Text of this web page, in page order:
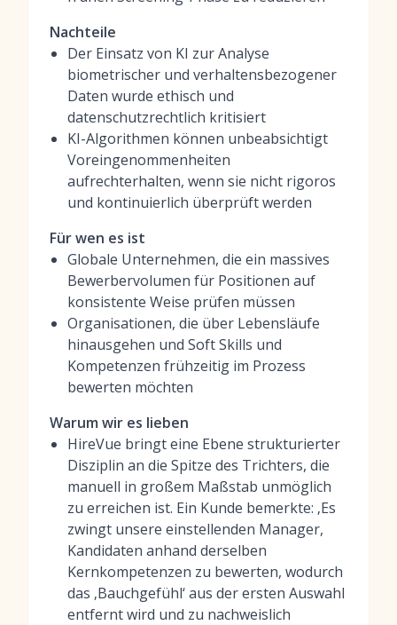
Nachteile
Der Einsatz von KI zur Analyse
biometrischer und verhaltensbezogener
Daten wurde ethisch und
datenschutzrechtlich kritisiert
KI-Algorithmen können unbeabsichtigt
Voreingenommenheiten
aufrechterhalten, wenn sie nicht rigoros
und kontinuierlich überprüft werden
Für wen es ist
Globale Unternehmen, die ein massives
Bewerbervolumen für Positionen auf
konsistente Weise prüfen müssen
Organisationen, die über Lebensläufe
hinausgehen und Soft Skills und
Kompetenzen frühzeitig im Prozess
bewerten möchten
Warum wir es lieben
HireVue bringt eine Ebene strukturierter
Disziplin an die Spitze des Trichters, die
manuell in großem Maßstab unmöglich
zu erreichen ist. Ein Kunde bemerkte: ‚Es
zwingt unsere einstellenden Manager,
Kandidaten anhand derselben
Kernkompetenzen zu bewerten, wodurch
das ‚Bauchgefühl‘ aus der ersten Auswahl
entfernt wird und zu nachweislich